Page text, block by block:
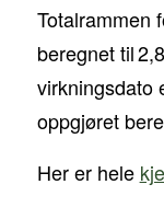
Totalrammen
beregnet til
virkningsdato
oppgjøret
Her er hele